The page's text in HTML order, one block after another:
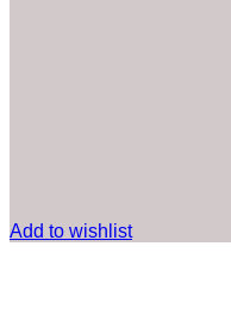
Add to wishlist